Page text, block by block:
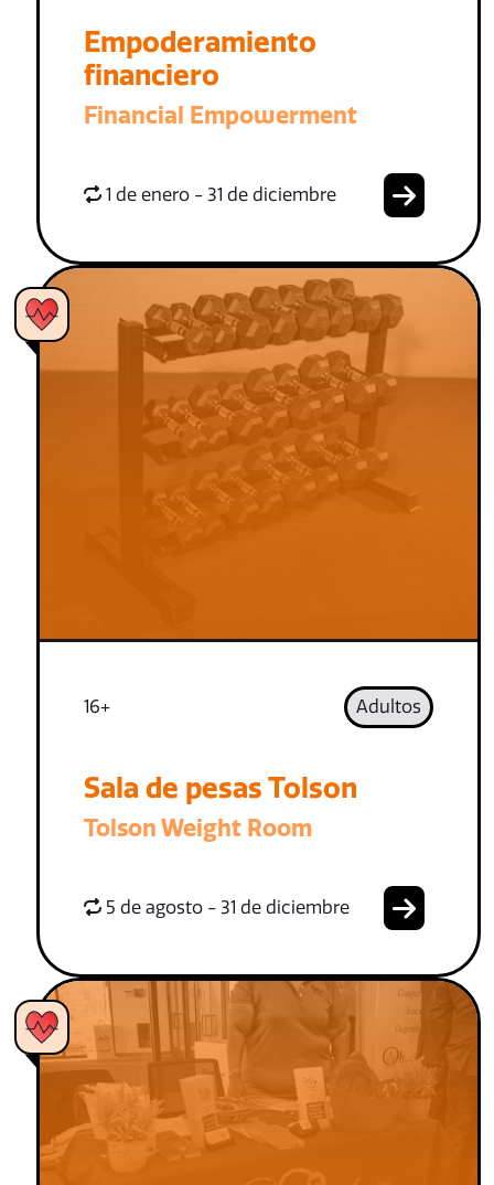
Empoderamiento
financiero
Financial Empowerment
1 de enero - 31 de diciembre
16+ Adultos
Sala de pesas Tolson
Tolson Weight Room
5 de agosto - 31 de diciembre